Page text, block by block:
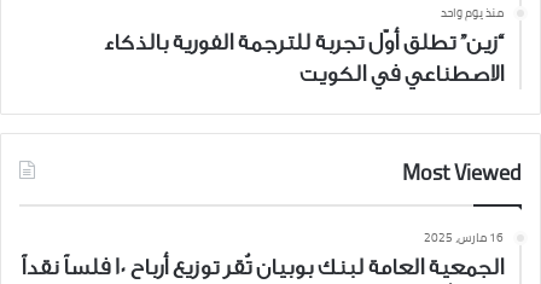
منذ يوم واحد
“زين” تطلق أوّل تجربة للترجمة الفورية بالذكاء
الاصطناعي في الكويت
Most Viewed
16 مارس، 2025
الجمعية العامة لبنك بوبيان تُقر توزيع أرباح 10 فلساً نقداً